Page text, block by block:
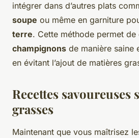
intégrer dans d’autres plats
soupe ou même en garniture
terre. Cette méthode permet de
champignons de manière saine
en évitant l’ajout de matières
Recettes savoureuses
grasses
Maintenant que vous maîtrisez